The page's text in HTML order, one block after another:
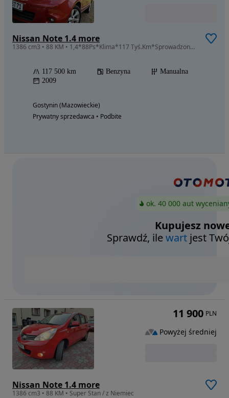
Nissan Note 1.4 more
1386 cm3 • 88 KM • 1,4*88Ps*Klima*117 Tyś.Km*Sprowadzony*Śliczny*Zobacz*Na*Żywo*Polecam!!
117 500 km Benzyna
Manualna
2009
Gostynin (Mazowieckie)
Prywatny sprzedawca • Podbite
ok. 40 000 aut
Kupujesz
Sprawdź, ilewart jest
Nissan Note 1.4 more
1386 cm3 • 88 KM • Super Stan / z Niemiec
11 900 PLN
Powyżej średniej